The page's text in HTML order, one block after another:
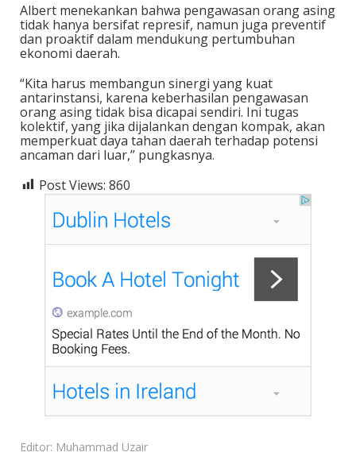
Albert menekankan bahwa pengawasan orang asing
tidak hanya bersifat represif, namun juga preventif
dan proaktif dalam mendukung pertumbuhan
ekonomi daerah.
“Kita harus membangun sinergi yang kuat
antarinstansi, karena keberhasilan pengawasan
orang asing tidak bisa dicapai sendiri. Ini tugas
kolektif, yang jika dijalankan dengan kompak, akan
memperkuat daya tahan daerah terhadap potensi
ancaman dari luar,” pungkasnya.
Post Views: 860
Editor: Muhammad Uzair